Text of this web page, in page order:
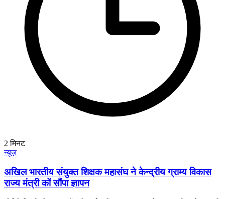
2 मिनट
न्यूज़
अखिल भारतीय संयुक्त शिक्षक महासंघ ने केन्द्रीय ग्राम्य विकास
राज्य मंत्री कों सौंपा ज्ञापन